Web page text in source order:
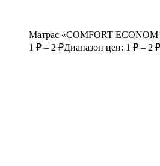
Матрас «COMFORT
1 ₽ – 2 ₽Диапазон цен: 1 ₽ – 2 ₽